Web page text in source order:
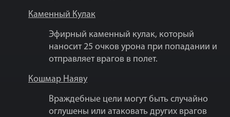
Каменный Кулак
Эфирный каменный кулак, который
наносит 25 очков урона при попадании и
отправляет врагов в полет.
Кошмар Наяву
Враждебные цели могут быть случайно
оглушены или атаковать других врагов